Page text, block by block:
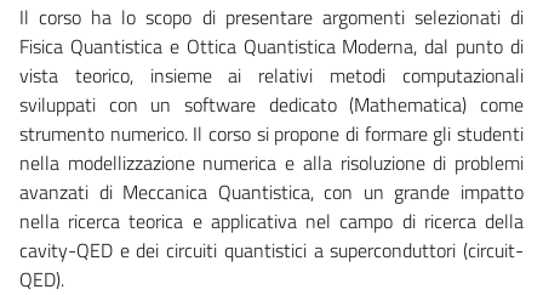
Il corso ha lo scopo di presentare argomenti selezionati di
Fisica Quantistica e Ottica Quantistica Moderna, dal punto di
vista teorico, insieme ai relativi metodi computazionali
sviluppati con un software dedicato (Mathematica) come
strumento numerico. Il corso si propone di formare gli studenti
nella modellizzazione numerica e alla risoluzione di problemi
avanzati di Meccanica Quantistica, con un grande impatto
nella ricerca teorica e applicativa nel campo di ricerca della
cavity-QED e dei circuiti quantistici a superconduttori (circuit-
QED).